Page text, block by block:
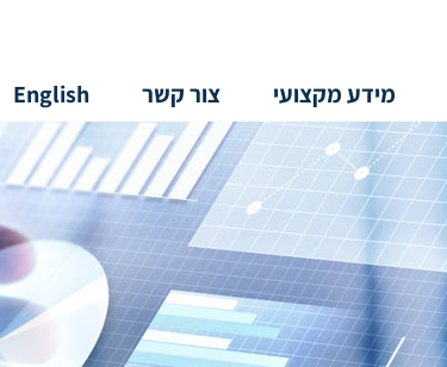
מידע מקצועי צור קשר English